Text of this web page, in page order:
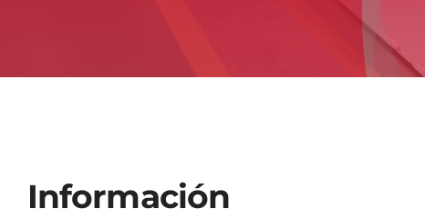
Información